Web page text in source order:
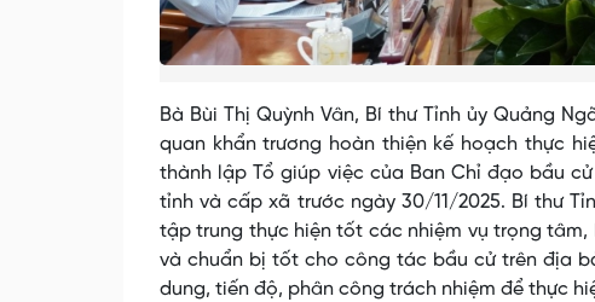
Bà Bùi Thị Quỳnh Vân, Bí thư Tỉnh ủy Quảng
quan khẩn trương hoàn thiện kế hoạch thực
thành lập Tổ giúp việc của Ban Chỉ đạo bầu
tỉnh và cấp xã trước ngày 30/11/2025. Bí thư
tập trung thực hiện tốt các nhiệm vụ trọng
và chuẩn bị tốt cho công tác bầu cử trên địa
dung, tiến độ, phân công trách nhiệm để thực